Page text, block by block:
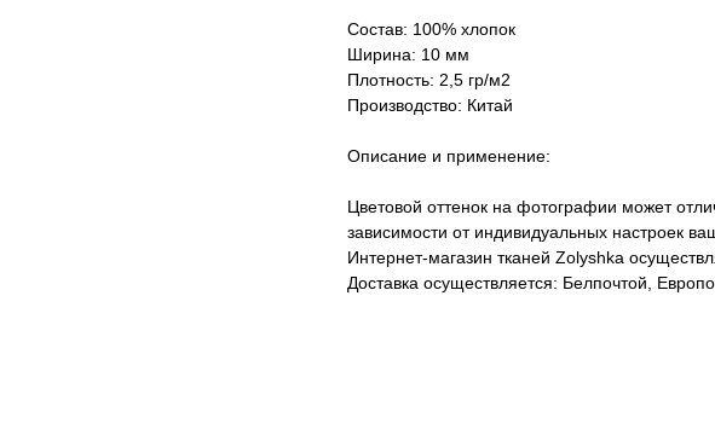
Состав: 100% хлопок
Ширина: 10 мм
Плотность: 2,5 гр/м2
Производство: Китай
Описание и применение:
Цветовой оттенок на фотографии может
зависимости от индивидуальных настроек
Интернет-магазин тканей Zolyshka
Доставка осуществляется: Белпочтой,